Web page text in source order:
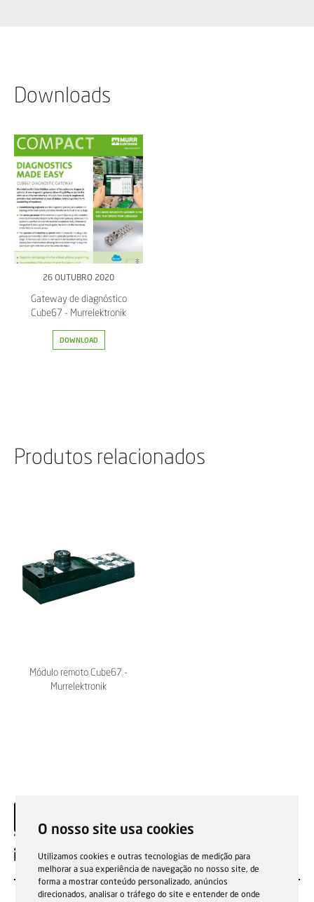
O nosso site usa cookies
Utilizamos cookies e outras tecnologias de medição para
melhorar a sua experiência de navegação no nosso site, de
forma a mostrar conteúdo personalizado, anúncios
direcionados, analisar o tráfego do site e entender de onde
Downloads
26 OUTUBRO 2020
Gateway de diagnóstico
Cube67 - Murrelektronik
DOWNLOAD
Produtos relacionados
Módulo remoto Cube67 -
Murrelektronik
PT